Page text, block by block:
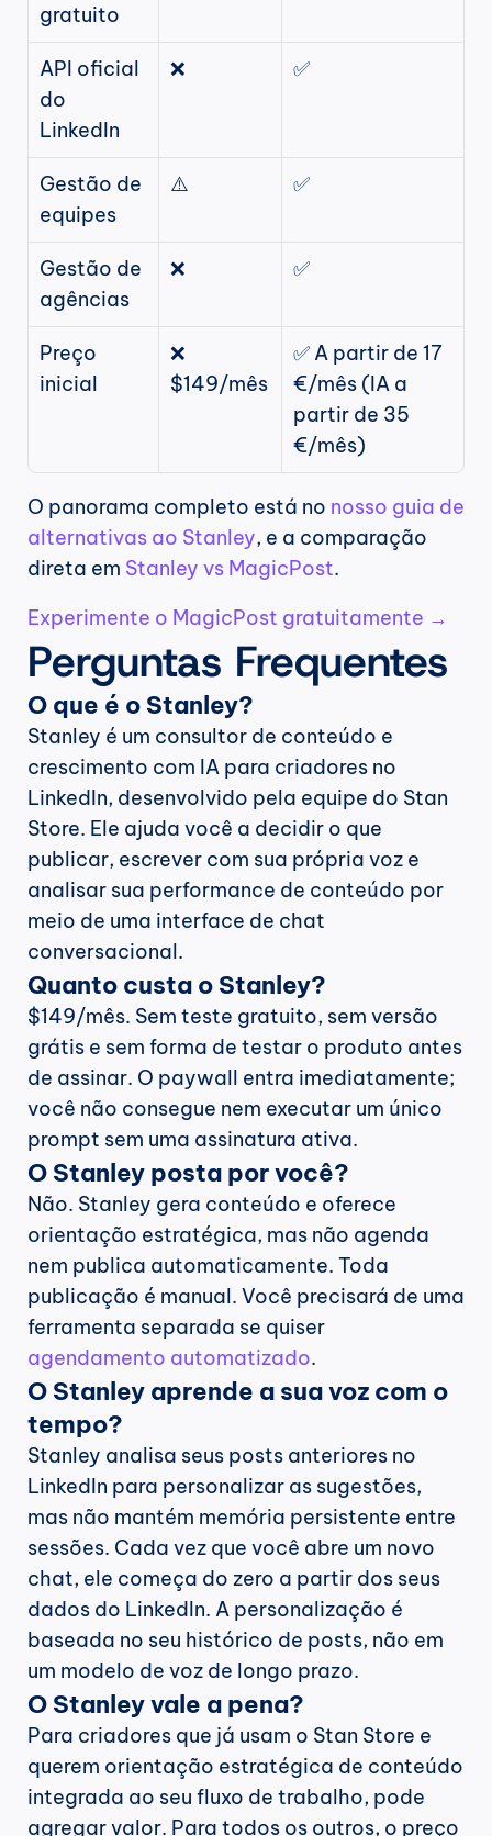
gratuito
API oficial
do
LinkedIn
❌ ✅
Gestão de
equipes
⚠️ ✅
Gestão de
agências
❌ ✅
Preço
inicial
❌
$149/mês
✅ A partir de 17
€/mês (IA a
partir de 35
€/mês)
O panorama completo está no nosso guia de
alternativas ao Stanley, e a comparação
direta em Stanley vs MagicPost.
Experimente o MagicPost gratuitamente →
Perguntas Frequentes
O que é o Stanley?
Stanley é um consultor de conteúdo e
crescimento com IA para criadores no
LinkedIn, desenvolvido pela equipe do Stan
Store. Ele ajuda você a decidir o que
publicar, escrever com sua própria voz e
analisar sua performance de conteúdo por
meio de uma interface de chat
conversacional.
Quanto custa o Stanley?
$149/mês. Sem teste gratuito, sem versão
grátis e sem forma de testar o produto antes
de assinar. O paywall entra imediatamente;
você não consegue nem executar um único
prompt sem uma assinatura ativa.
O Stanley posta por você?
Não. Stanley gera conteúdo e oferece
orientação estratégica, mas não agenda
nem publica automaticamente. Toda
publicação é manual. Você precisará de uma
agendamento automatizado.
O Stanley aprende a sua voz com o
tempo?
Stanley analisa seus posts anteriores no
LinkedIn para personalizar as sugestões,
mas não mantém memória persistente entre
sessões. Cada vez que você abre um novo
chat, ele começa do zero a partir dos seus
dados do LinkedIn. A personalização é
baseada no seu histórico de posts, não em
um modelo de voz de longo prazo.
O Stanley vale a pena?
Para criadores que já usam o Stan Store e
querem orientação estratégica de conteúdo
integrada ao seu fluxo de trabalho, pode
agregar valor. Para todos os outros, o preço